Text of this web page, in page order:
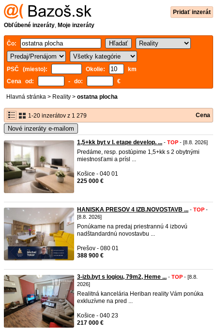
Pridať inzerát
Obľúbené inzeráty, Moje inzeráty
Čo:
PSČ (miesto): Okolie:
km
Cena od:
- do: €
Hlavná stránka > Reality > ostatna plocha
1-20 inzerátov z 1 279 Cena
Nové inzeráty e-mailom
1,5+kk byt v I. etape develop. ... - TOP - [8.8. 2026]
Predáme, resp. postúpime 1,5+kk s 2 obytnými
miestnosťami a prísl ...
Košice - 040 01
225 000 €
HANISKA PRESOV 4 IZB.NOVOSTAVB ... - TOP -
[8.8. 2026]
Ponúkame na predaj priestrannú 4 izbovú
nadštandardnú novostavbu ...
Prešov - 080 01
388 900 €
3-izb.byt s logiou, 79m2, Heme ... - TOP - [8.8.
2026]
Realitná kancelária Heriban reality Vám ponúka
exkluzívne na pred ...
Košice - 040 23
217 000 €